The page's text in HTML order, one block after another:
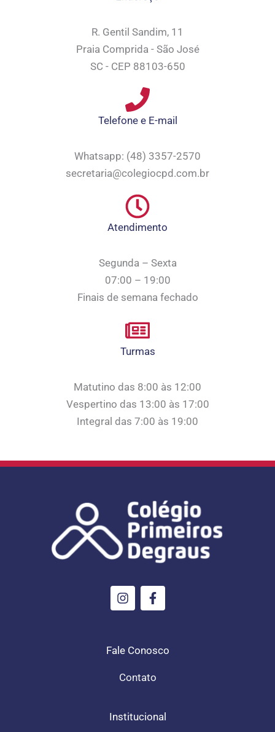
R. Gentil Sandim, 11
Praia Comprida - São José
SC - CEP 88103-650
Telefone e E-mail
Whatsapp: (48) 3357-2570
secretaria@colegiocpd.com.br
Atendimento
Segunda – Sexta
07:00 – 19:00
Finais de semana fechado
Turmas
Matutino das 8:00 às 12:00
Vespertino das 13:00 às 17:00
Integral das 7:00 às 19:00
I
n
s
g
r
a
m
F
a
c
o
o
-
Fale Conosco
Contato
Institucional